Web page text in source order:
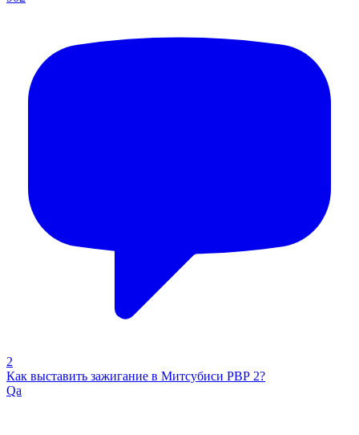
2
Как выставить зажигание в Митсубиси РВР 2?
Qa